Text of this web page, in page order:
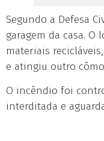
Segundo a Defesa
garagem da casa. O
materiais
e atingiu outro
O incêndio foi
interditada e